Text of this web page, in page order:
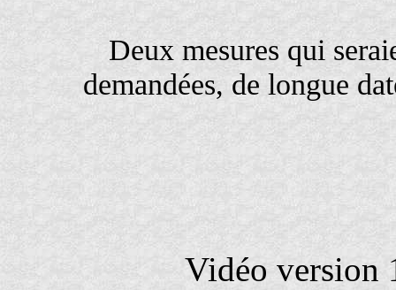
Deux mesures qui
demandées, de longue
Vidéo version